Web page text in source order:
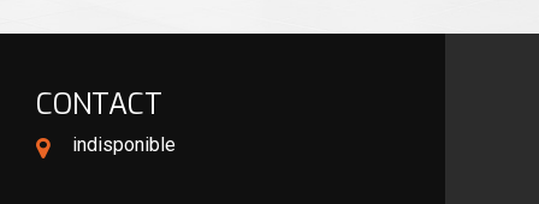
CONTACT
indisponible